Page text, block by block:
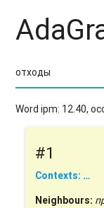
Word ipm: 12.40,
#1
Contexts: …
Neighbours: